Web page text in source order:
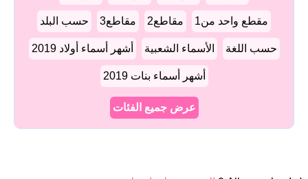
مقطع واحد من1 مقاطع2 مقاطع3 حسب البلد
حسب اللغة الأسماء الشعبية أشهر أسماء أولاد 2019
أشهر أسماء بنات 2019
عرض جميع الفئات